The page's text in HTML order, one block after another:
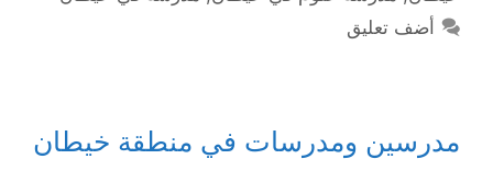
أضف تعليق
مدرسين ومدرسات في منطقة خيطان